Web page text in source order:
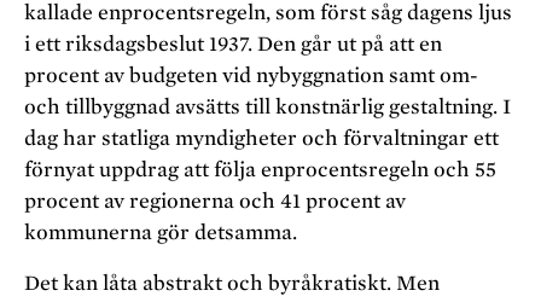
kallade enprocentsregeln, som först såg dagens ljus
i ett riksdagsbeslut 1937. Den går ut på att en
procent av budgeten vid nybyggnation samt om-
och tillbyggnad avsätts till konstnärlig gestaltning. I
dag har statliga myndigheter och förvaltningar ett
förnyat uppdrag att följa enprocentsregeln och 55
procent av regionerna och 41 procent av
kommunerna gör detsamma.
Det kan låta abstrakt och byråkratiskt. Men